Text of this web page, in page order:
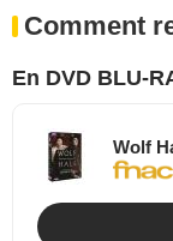
Comment
En DVD BLU-
Wolf